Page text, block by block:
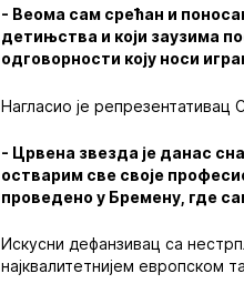
- Веома сам срећан и
детињства и који заузима
одговорности коју носи
Нагласио је
- Црвена звезда је данас
остварим све своје
проведено у Бремену, где
Искусни дефанзивац са
најквалитетнијем европском